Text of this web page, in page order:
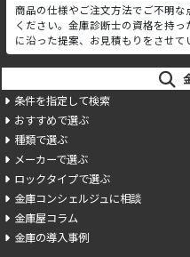
商品の仕様やご注文方法でご不明
ください。金庫診断士の資格を持
に沿った提案、お見積もりをさせて
条件を指定して検索
おすすめで選ぶ
種類で選ぶ
メーカーで選ぶ
ロックタイプで選ぶ
金庫コンシェルジュに相談
金庫屋コラム
金庫の導入事例